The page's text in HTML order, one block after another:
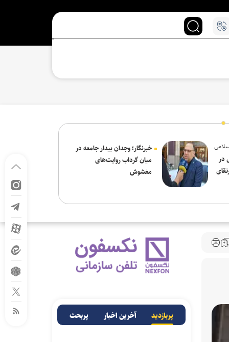
در
خبرنگار؛ وجدان بیدار جامعه در
میان گرداب روایت‌های
مغشوش
پربازدید آخرین اخبار پربحث